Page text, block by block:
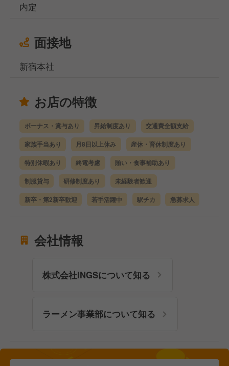
内定
面接地
新宿本社
お店の特徴
ボーナス・賞与あり 昇給制度あり 交通費全額支給
家族手当あり 月8日以上休み 産休・育休制度あり
特別休暇あり 終電考慮 賄い・食事補助あり
制服貸与 研修制度あり 未経験者歓迎
新卒・第2新卒歓迎 若手活躍中 駅チカ 急募求人
会社情報
株式会社INGSについて知る
ラーメン事業部について知る